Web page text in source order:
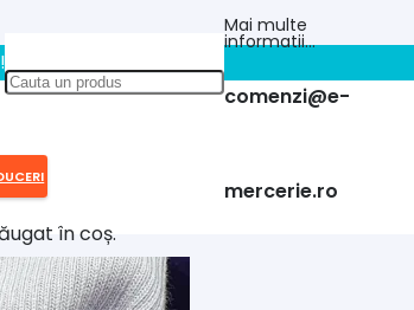
Mai multe
informatii…
comenzi@e-
mercerie.ro
în coș.